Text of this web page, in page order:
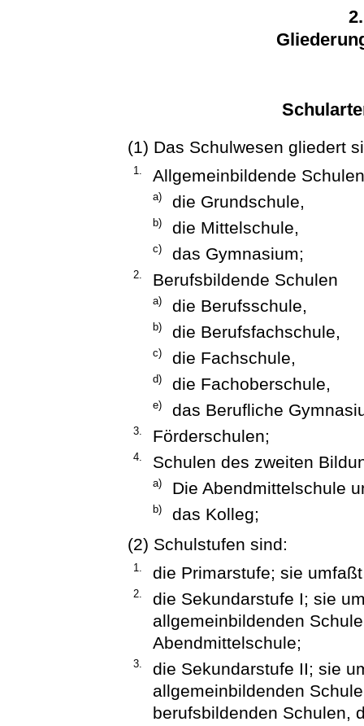
(1) Das Schulwesen gliedert
1. Allgemeinbildende Schulen
a) die Grundschule,
b) die Mittelschule,
c) das Gymnasium;
2. Berufsbildende Schulen
a) die Berufsschule,
b) die Berufsfachschule,
c) die Fachschule,
d) die Fachoberschule,
e) das Berufliche
3. Förderschulen;
4. Schulen des zweiten
a) Die Abendmittelschule
b)
das Kolleg;
(2) Schulstufen sind:
1. die Primarstufe; sie
2.
die Sekundarstufe I; sie
allgemeinbildenden
Abendmittelschule;
3.
die Sekundarstufe II; sie
allgemeinbildenden
berufsbildenden Schulen,